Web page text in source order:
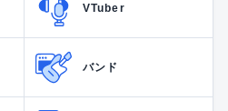
VTuber
バンド